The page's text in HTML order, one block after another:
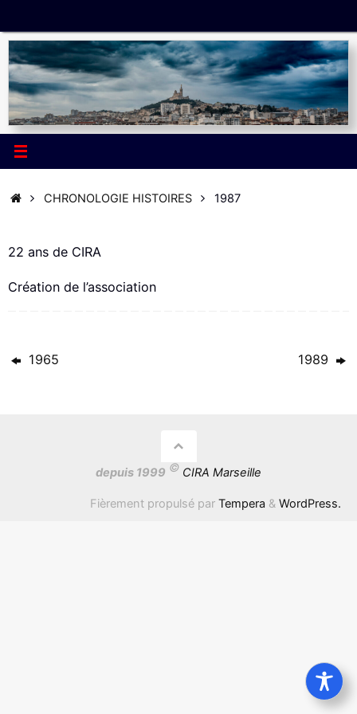
au
contenu
ACCUEIL
CHRONOLOGIE HISTOIRES 1987
22 ans de CIRA
Création de l’association
1965 1989
depuis 1999 © CIRA Marseille
Fièrement propulsé par Tempera & WordPress.